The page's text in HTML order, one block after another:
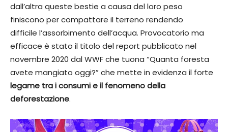
dall’altra queste bestie a causa del loro peso
finiscono per compattare il terreno rendendo
difficile l’assorbimento dell’acqua. Provocatorio ma
efficace è stato il titolo del report pubblicato nel
novembre 2020 dal WWF che tuona “Quanta foresta
avete mangiato oggi?” che mette in evidenza il forte
legame tra i consumi e il fenomeno della
deforestazione.